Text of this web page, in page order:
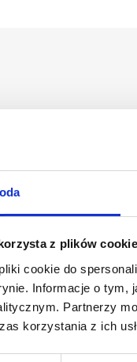
z plików cookie
cookie do
Informacje o tym,
Partnerzy
korzystania z ich
Agnelli